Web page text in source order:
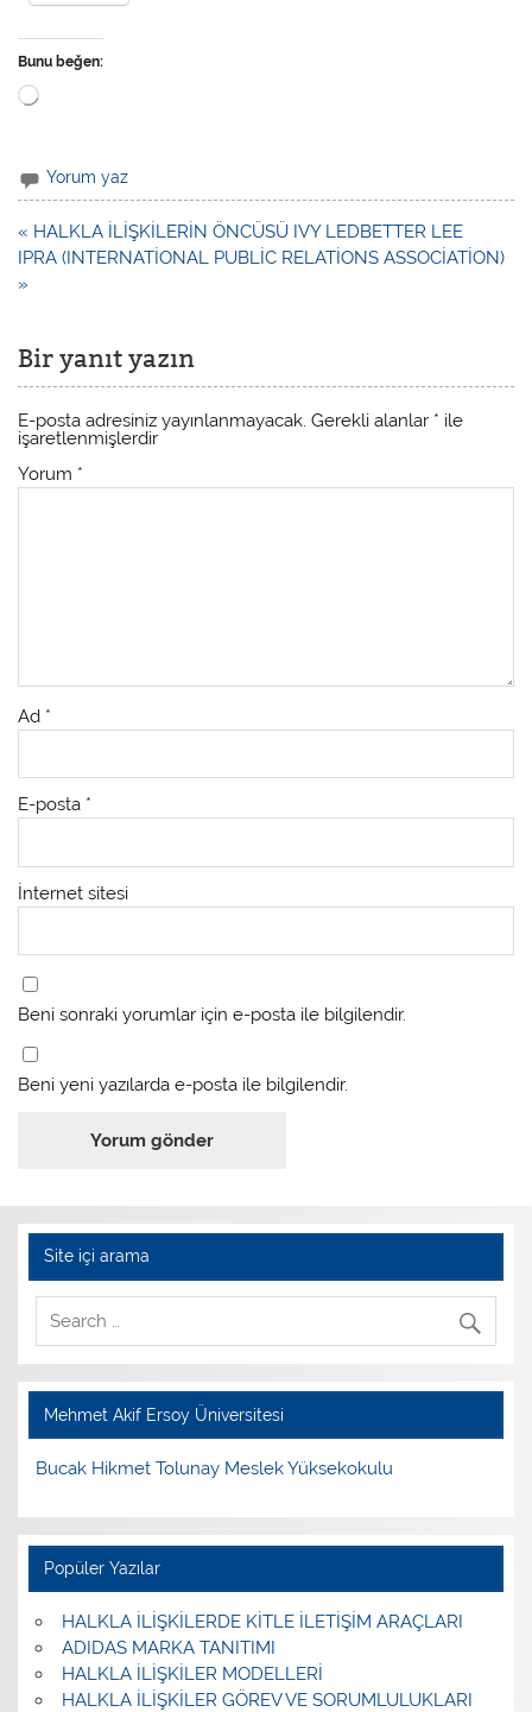
Bunu beğen:
Yükleniyor...
Yorum yaz
« HALKLA İLİŞKİLERİN ÖNCÜSÜ IVY LEDBETTER LEE
IPRA (INTERNATİONAL PUBLİC RELATİONS ASSOCİATİON)
»
Bir yanıt yazın
E-posta adresiniz yayınlanmayacak. Gerekli alanlar * ile
işaretlenmişlerdir
Yorum *
Ad *
E-posta *
İnternet sitesi
Beni sonraki yorumlar için e-posta ile bilgilendir.
Beni yeni yazılarda e-posta ile bilgilendir.
Site içi arama
Mehmet Akif Ersoy Üniversitesi
Bucak Hikmet Tolunay Meslek Yüksekokulu
Popüler Yazılar
HALKLA İLİŞKİLERDE KİTLE İLETİŞİM ARAÇLARI
ADIDAS MARKA TANITIMI
HALKLA İLİŞKİLER MODELLERİ
HALKLA İLİŞKİLER GÖREV VE SORUMLULUKLARI